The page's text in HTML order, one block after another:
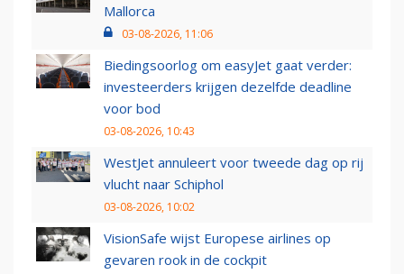
Mallorca
03-08-2026, 11:06
Biedingsoorlog om easyJet gaat verder:
investeerders krijgen dezelfde deadline
voor bod
03-08-2026, 10:43
WestJet annuleert voor tweede dag op rij
vlucht naar Schiphol
03-08-2026, 10:02
VisionSafe wijst Europese airlines op
gevaren rook in de cockpit